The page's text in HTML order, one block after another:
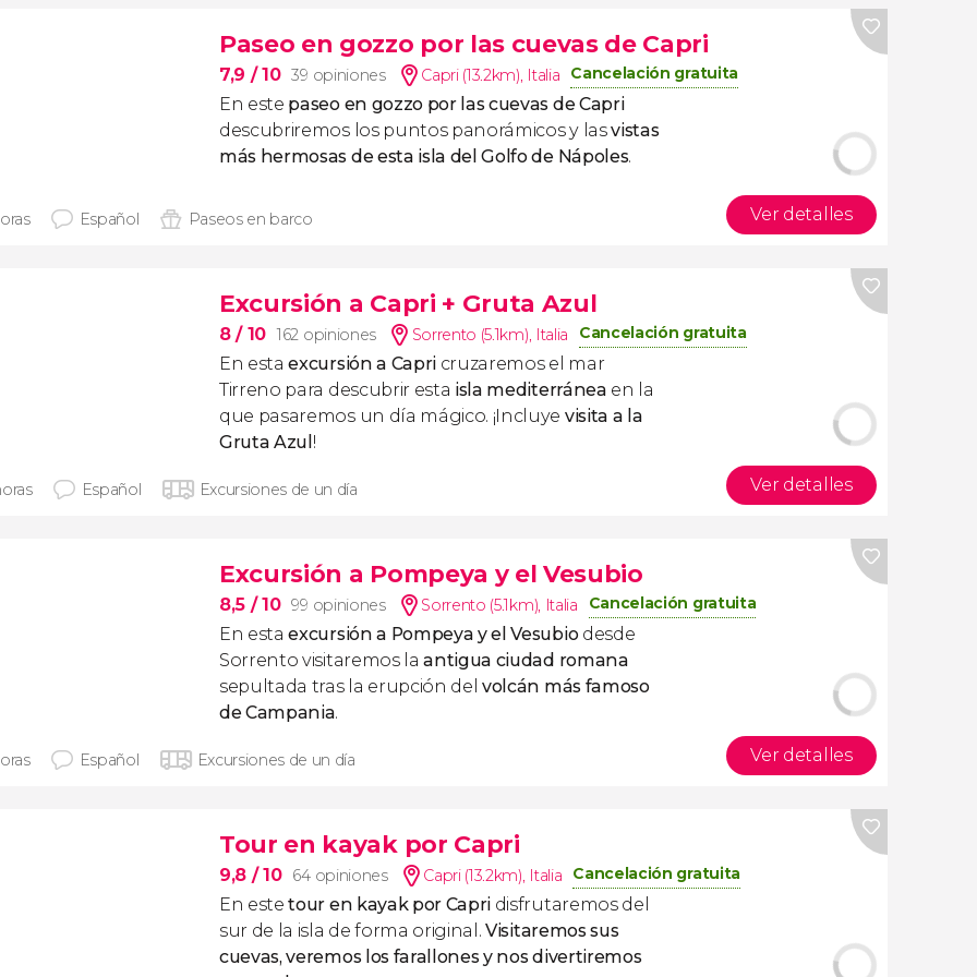
Paseo en gozzo por las cuevas de Capri
7,9 / 10 39 opiniones Capri (13.2km), Italia Cancelación gratuita
En este paseo en gozzo por las cuevas de Capri
descubriremos los puntos panorámicos y lasvistas
más hermosas de esta isla del Golfo de Nápoles.
Español Paseos en barco Ver detalles
Excursión a Capri + Gruta Azul
8/ 10 162 opiniones Sorrento (5.1km), Italia Cancelación gratuita
En estaexcursión a Capri cruzaremos el mar
Tirreno para descubrir esta isla mediterránea en la
que pasaremos un día mágico. ¡Incluye visita a la
Gruta Azul !
Español Excursiones de un día Ver detalles
Excursión a Pompeya y el Vesubio
8,5 / 10 99 opiniones Sorrento (5.1km), Italia Cancelación gratuita
En estaexcursión a Pompeya y el Vesubiodesde
Sorrento visitaremos laantigua ciudad romana
sepultada tras la erupción delvolcán más famoso
de Campania.
Español Excursiones de un día Ver detalles
Tour en kayak por Capri
9,8 / 10 64 opiniones Capri (13.2km), Italia Cancelación gratuita
En estetour en kayak por Capri disfrutaremos del
sur de la isla de forma original.Visitaremos sus
cuevas, veremos los farallones y nos divertiremos